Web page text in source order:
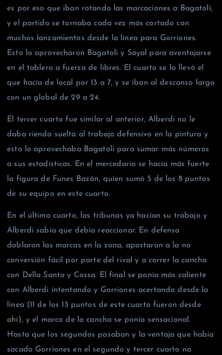
es por eso que iban rotando las marcaciones a Bagatoli,
y el partido se tornaba cada vez más cortado con
muchos lanzamientos desde la línea para Gorriones.
Esto lo aprovecharon Bagatoli y Sayal para aventajarse
en el tablero a fuerza de libres. El cuarto se lo llevó el
que hacía de local por 13 a 7, y se iban al descanso largo
con un global de 29 a 24.
El tercer cuarto fue similar al anterior, Alberdi no le
daba rienda suelta al trabajo defensivo en la pintura y
esto lo aprovechaba Bagatoli para sumar más números
a sus estadísticas. En el mercedario se hacía más fuerte
la figura de Funes Bazán, quien sumó 5 de los 8 puntos
de su equipo en este cuarto.
En el último cuarto, las tribunas ya hacían su trabajo y
Alberdi sabía que debía reaccionar. En defensa
doblaron las marcas en la zona, apostaron a la no
conversión fácil por parte del rival y a correr la cancha
con Della Santa y Cossa. El final se ponía más caliente
con Alberdi intentando y Gorriones acertando desde la
línea (11 de los 13 puntos de este cuarto fueron desde
ahí), y el marco de la cancha se ponía sensacional.
Hasta que los segundos pasaban y la ventaja que había
sacado Gorriones en el segundo y tercer cuarto no